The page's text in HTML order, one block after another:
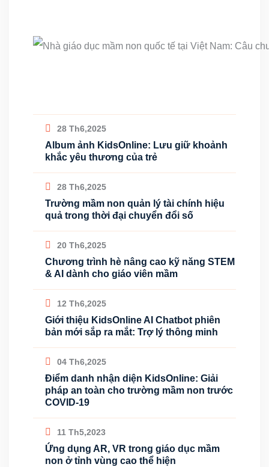
28 Th6,2025
Album ảnh KidsOnline: Lưu giữ khoảnh
khắc yêu thương của trẻ
28 Th6,2025
Trường mầm non quản lý tài chính hiệu
quả trong thời đại chuyển đổi số
20 Th6,2025
Chương trình hè nâng cao kỹ năng STEM
& AI dành cho giáo viên mầm
12 Th6,2025
Giới thiệu KidsOnline AI Chatbot phiên
bản mới sắp ra mắt: Trợ lý thông minh
04 Th6,2025
Điểm danh nhận diện KidsOnline: Giải
pháp an toàn cho trường mầm non trước
COVID-19
11 Th5,2023
Ứng dụng AR, VR trong giáo dục mầm
non ở tỉnh vùng cao thể hiện